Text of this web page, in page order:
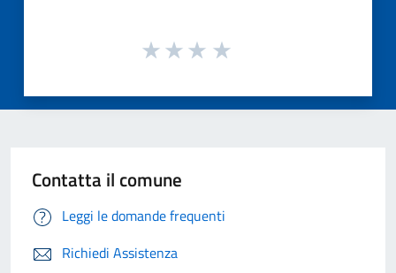
Contatta il comune
Leggi le domande frequenti
Richiedi Assistenza